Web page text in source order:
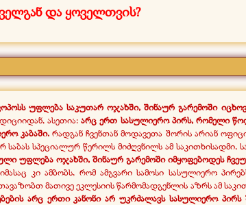
და ყოველთვის?
უფლება საკუთარ ოჯახში, შინაურ გარემოში
ასეთია: არც ერთ სასულიერო პირს, რომელი
კაბაში. რადგან ჩვენთან მოდავეთა შორის არიან
სპეციალურ წერილს მიძღვნილს ამ საკითხისადმი,
უფლება ოჯახში, შინაურ გარემოში იმყოფებოდეს
კი ამბობს, რომ ამგვარი სამოსი სასულიერო
მათივე ეკლესიის წარმომადგენლის აზრს ამ
არც ერთი კანონი არ უკრძალავს სასულიერო პირს